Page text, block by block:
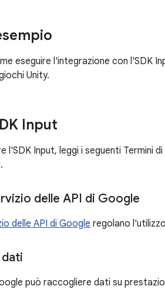
eseguire l'integrazione con l'SDK
Unity.
Input
l'SDK Input, leggi i seguenti Termini
delle API di Google
delle API di Google regolano
può raccogliere dati su